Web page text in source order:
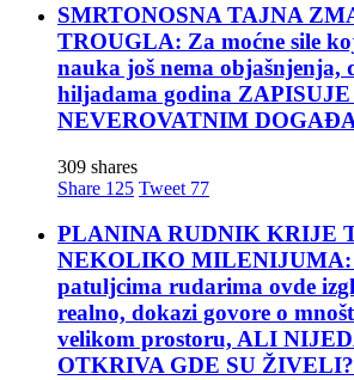
SMRTONOSNA TAJNA
TROUGLA: Za moćne sile
nauka još nema
hiljadama godina
NEVEROVATNIM
309 shares
Share 125 Tweet 77
PLANINA RUDNIK KRIJE
NEKOLIKO MILENIJUMA:
patuljcima rudarima ovde
realno, dokazi govore o
velikom prostoru, ALI
OTKRIVA GDE SU